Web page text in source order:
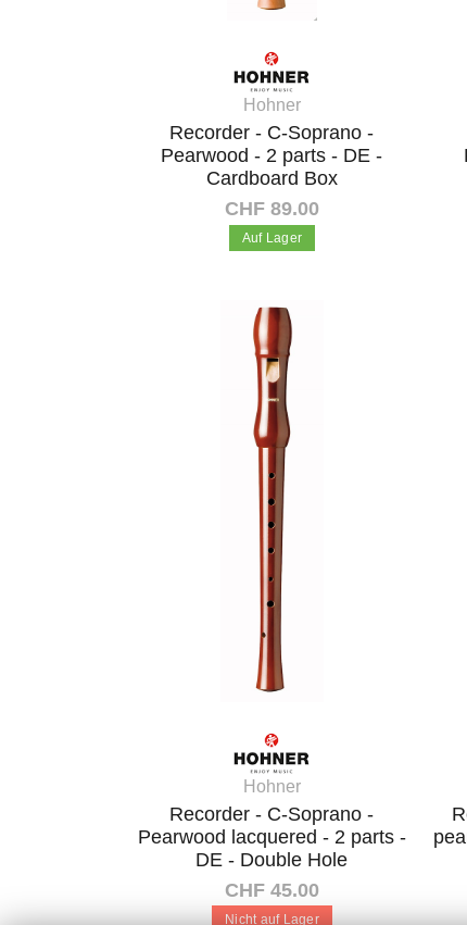
Hohner
Recorder - C-Soprano -
Pearwood - 2 parts - DE -
Cardboard Box
CHF 89.00
Auf Lager
In den Warenkorb
Hohner
Recorder - C-Soprano -
Pearwood lacquered - 2 parts -
DE - Double Hole
CHF 45.00
Nicht auf Lager